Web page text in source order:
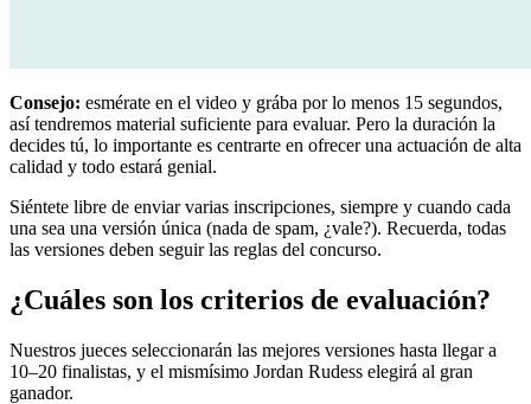
Consejo: esmérate en el video y grába por lo menos 15 segundos,
así tendremos material suficiente para evaluar. Pero la duración la
decides tú, lo importante es centrarte en ofrecer una actuación de alta
calidad y todo estará genial.
Siéntete libre de enviar varias inscripciones, siempre y cuando cada
una sea una versión única (nada de spam, ¿vale?). Recuerda, todas
las versiones deben seguir las reglas del concurso.
¿Cuáles son los criterios de evaluación?
Nuestros jueces seleccionarán las mejores versiones hasta llegar a
10–20 finalistas, y el mismísimo Jordan Rudess elegirá al gran
ganador.